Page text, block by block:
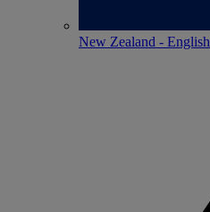
New Zealand - English